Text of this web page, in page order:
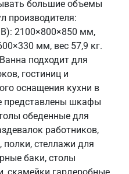
большие объемы
производителя:
2100×800×850 мм,
мм, вес 57,9 кг.
подходит для
гостиниц и
оснащения кухни в
представлены шкафы
обеденные для
работников,
стеллажи для
баки, столы